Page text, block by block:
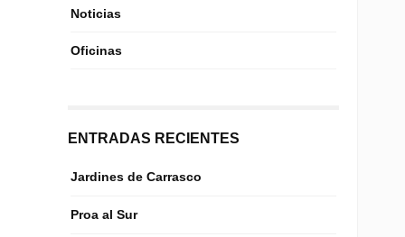
Noticias
Oficinas
ENTRADAS RECIENTES
Jardines de Carrasco
Proa al Sur